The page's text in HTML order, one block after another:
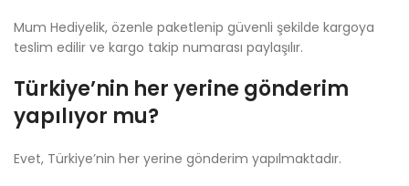
Mum Hediyelik, özenle paketlenip güvenli şekilde kargoya
teslim edilir ve kargo takip numarası paylaşılır.
Türkiye’nin her yerine gönderim
yapılıyor mu?
Evet, Türkiye’nin her yerine gönderim yapılmaktadır.